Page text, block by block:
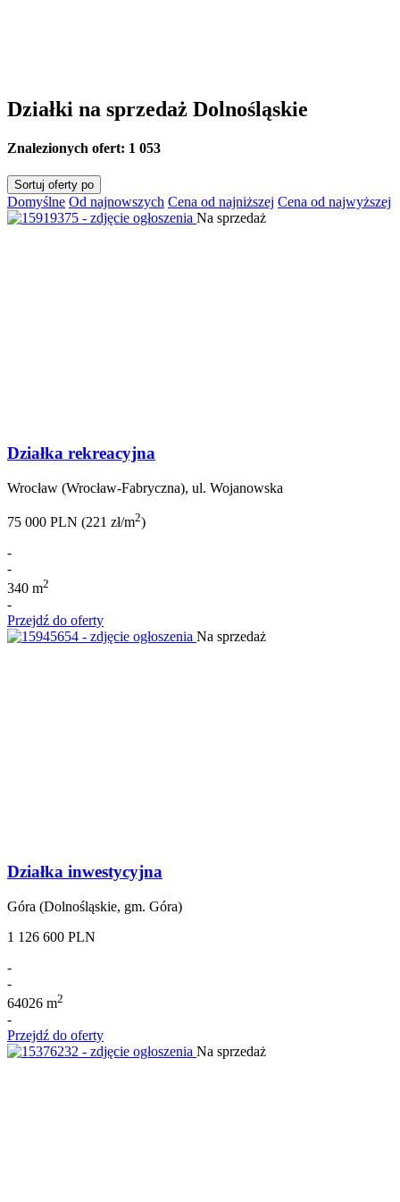
Działki na sprzedaż Dolnośląskie
Znalezionych ofert: 1 053
Sortuj oferty po
Domyślne Od najnowszych Cena od najniższej Cena od najwyższej
Na sprzedaż
Działka rekreacyjna
Wrocław (Wrocław-Fabryczna), ul. Wojanowska
75 000 PLN (221 zł/m2)
-
-
340 m2
-
Przejdź do oferty
Na sprzedaż
Działka inwestycyjna
Góra (Dolnośląskie, gm. Góra)
1 126 600 PLN
-
-
64026 m2
-
Przejdź do oferty
Na sprzedaż